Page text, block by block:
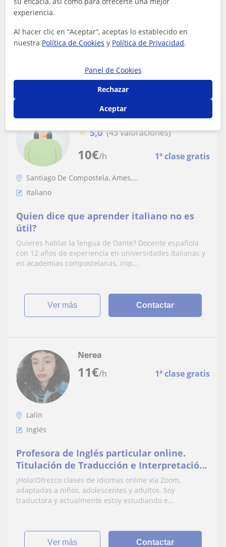
Ola! O meu nome é Mariña. Estou Graduada en CC da
Cultura e Difusión Cultural, ademais do Mestrado de
Contactar
10€/h 1ª clase gratis
Sonia
★ 5,0 (43 valoraciones)
Santiago De Compostela, Ames,...
Italiano
Quien dice que aprender italiano no es
útil?
Quieres hablar la lengua de Dante? Docente española
con 12 años de experiencia en universidades italianas y
en academias compostelanas, imp...
ver más Contactar
11€/h 1ª clase gratis
Nerea
Lalín
Inglés
Profesora de Inglés particular online.
Titulación de Traducción e Interpretación
(Español-Gallego-Inglés-Alemán)
¡Hola!Ofrezco clases de idiomas online vía Zoom,
adaptadas a niños, adolescentes y adultos. Soy
traductora y actualmente estoy estudiando e...
ver más Contactar
experiencia.
Al hacer clic en “Aceptar”, aceptas lo establecido en
nuestra Política de Cookies y Política de Privacidad.
Panel de Cookies
Rechazar
Aceptar